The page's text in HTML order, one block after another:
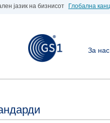
јазик на бизнисот Глобална
За нас